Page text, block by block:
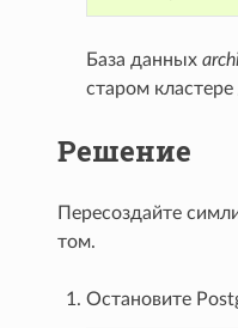
База данных
старом кластере
Решение
Пересоздайте
том.
Остановите